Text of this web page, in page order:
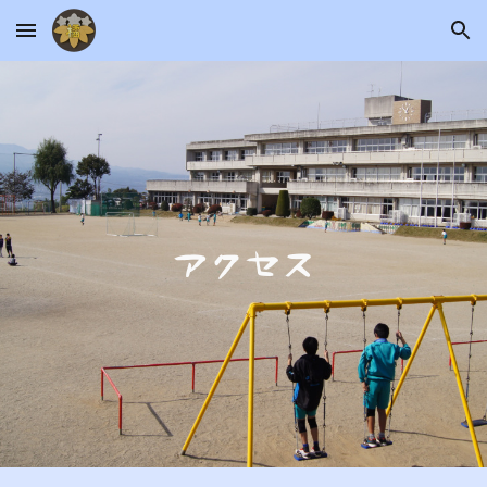
Skip to main content Skip to navigation
アクセス